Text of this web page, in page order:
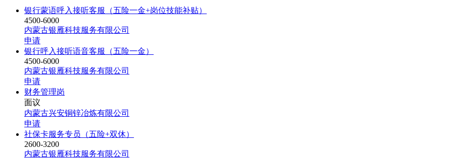
银行蒙语呼入接听客服（五险一金+岗位技能补贴）
4500-6000
内蒙古银雁科技服务有限公司
申请
银行呼入接听语音客服（五险一金）
4500-6000
内蒙古银雁科技服务有限公司
申请
财务管理岗
面议
内蒙古兴安铜锌冶炼有限公司
申请
社保卡服务专员（五险+双休）
2600-3200
内蒙古银雁科技服务有限公司